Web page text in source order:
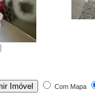
Com Mapa